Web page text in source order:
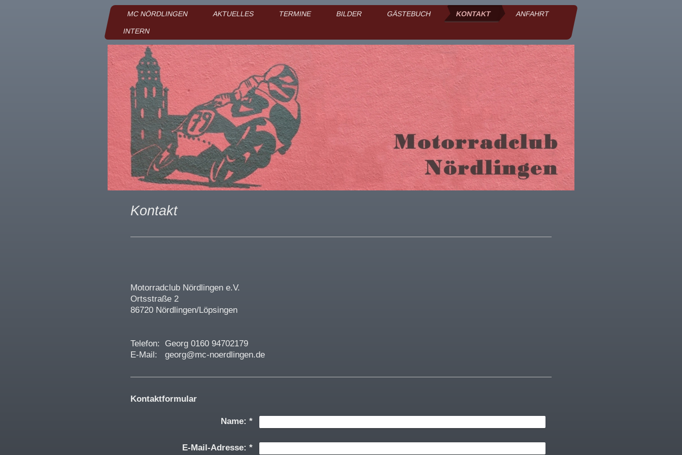
MC NÖRDLINGEN AKTUELLES TERMINE BILDER GÄSTEBUCH KONTAKT ANFAHRT
INTERN
Kontakt
Motorradclub Nördlingen e.V.
Ortsstraße 2
86720 Nördlingen/Löpsingen
Telefon: Georg 0160 94702179
E-Mail: georg@mc-noerdlingen.de
Kontaktformular
Name: *
E-Mail-Adresse: *